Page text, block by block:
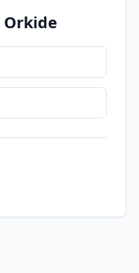
Orkide